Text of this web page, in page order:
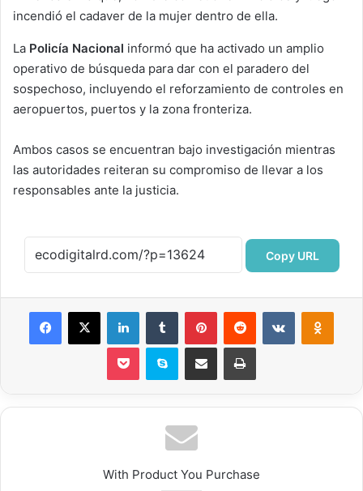
incendió el cadaver de la mujer dentro de ella.
La Policía Nacional informó que ha activado un amplio
operativo de búsqueda para dar con el paradero del
sospechoso, incluyendo el reforzamiento de controles en
aeropuertos, puertos y la zona fronteriza.
Ambos casos se encuentran bajo investigación mientras
las autoridades reiteran su compromiso de llevar a los
responsables ante la justicia.
Copy URL
Facebook
X LinkedInTumblr PinterestReddit VKontakte
Pocket Skype Compartir por correo electrónicoImprimir
With Product You Purchase